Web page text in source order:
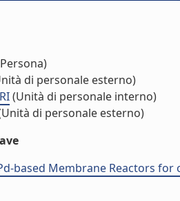
di personale esterno)
(Unità di personale interno)
di personale esterno)
based Membrane Reactors